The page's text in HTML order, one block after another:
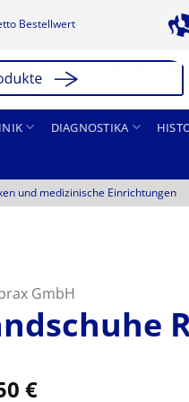
Bestellwert
DIAGNOSTIKA
und medizinische Einrichtungen
GmbH
€